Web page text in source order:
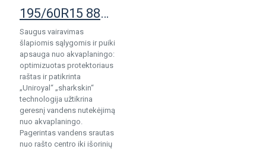
195/60R15 88H Uniroyal AllSeasonExpert 2
Saugus vairavimas
šlapiomis sąlygomis ir puiki
apsauga nuo akvaplaningo:
optimizuotas protektoriaus
raštas ir patikrinta
„Uniroyal“ „sharkskin“
technologija užtikrina
geresnį vandens nutekėjimą
nuo akvaplaningo.
Pagerintas vandens srautas
nuo rašto centro iki išorinių